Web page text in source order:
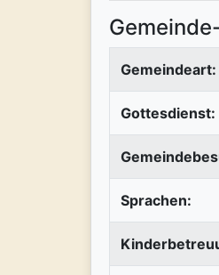
Gemeindeart:
Gottesdienst:
Sprachen: